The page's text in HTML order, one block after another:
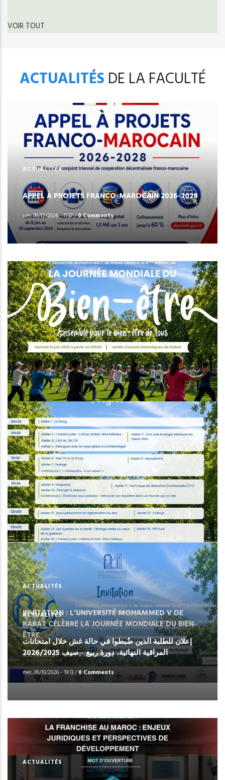
page
précédente
VOIR TOUT
ACTUALITÉS DE LA FACULTÉ
ACTUALITÉS
APPEL À PROJETS FRANCO-MAROCAIN 2026-2028
ven, 06/12/2026 - 11:37/0 Comments
ACTUALITÉS
INVITATION : L’UNIVERSITÉ MOHAMMED V DE
RABAT CÉLÈBRE LA JOURNÉE MONDIALE ‎DU BIEN-
ÊTRE
ven, 06/12/2026 - 10:37/0 Comments
ACTUALITÉS
إعلان للطلبة الذين ضُبطوا في حالة غش خلال امتحانات
المراقية النهائية، دورة ربيع - صيف 2026/2025
mer, 06/10/2026 - 19:13/0 Comments
ACTUALITÉS